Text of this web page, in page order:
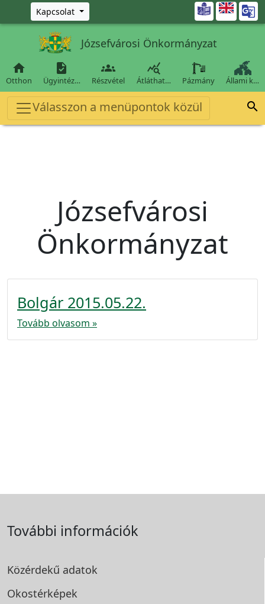
Ugrás a fő tartalomra
Kapcsolat 
Józsefvárosi Önkormányzat

Otthon

Ügyintéz…

Részvétel

Átláthat… Pázmány Állami k…
Válasszon a menüpontok közül 
Józsefvárosi
Önkormányzat
Bolgár 2015.05.22.
Tovább olvasom »
További információk
Közérdekű adatok
Okostérképek